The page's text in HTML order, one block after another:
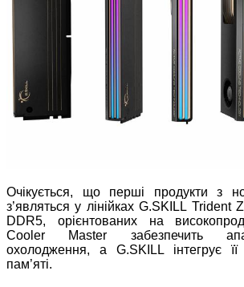
Очікується, що перші продукти з
з’являться у лінійках G.SKILL Trident
DDR5, орієнтованих на
Cooler Master забезпечить
охолодження, а G.SKILL інтегрує
пам’яті.